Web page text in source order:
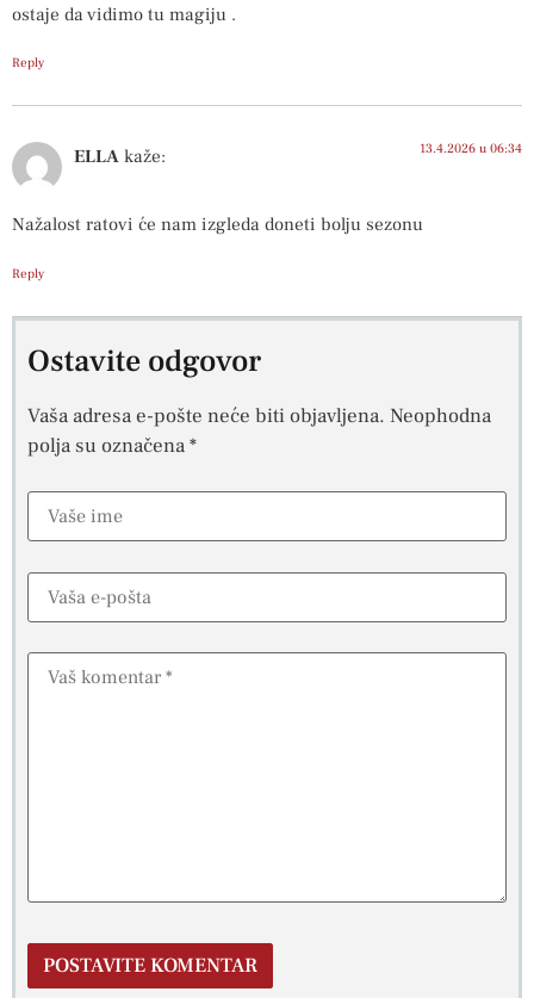
ostaje da vidimo tu magiju .
Reply
ELLA kaže: 13.4.2026 u 06:34
Nažalost ratovi će nam izgleda doneti bolju sezonu
Reply
Ostavite odgovor
Vaša adresa e-pošte neće biti objavljena. Neophodna
polja su označena*